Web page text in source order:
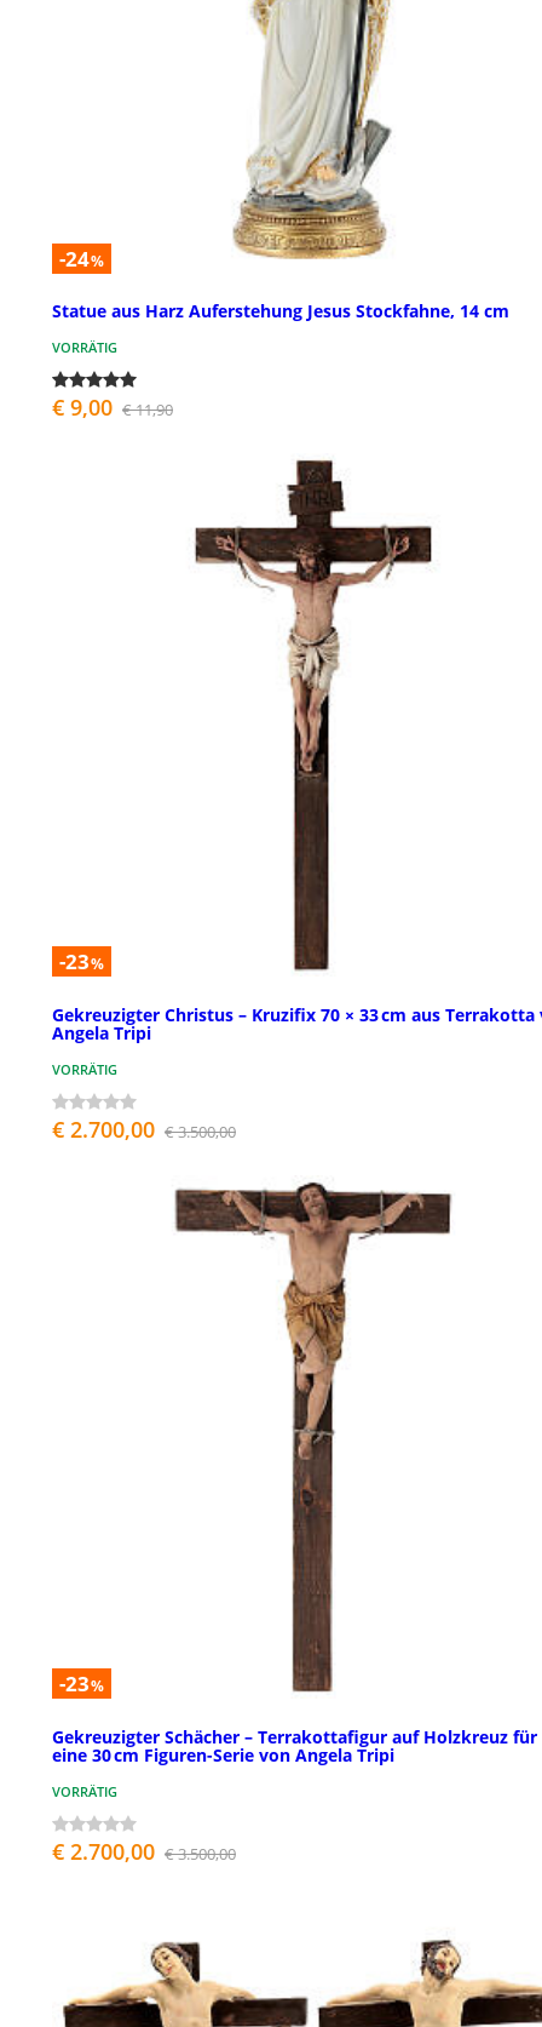
-24%
Statue aus Harz Auferstehung Jesus Stockfahne, 14 cm
VORRÄTIG
€ 9,00 € 11,90
-23%
Gekreuzigter Christus – Kruzifix 70 × 33 cm aus Terrakotta
Angela Tripi
VORRÄTIG
€ 2.700,00 € 3.500,00
-23%
Gekreuzigter Schächer – Terrakottafigur auf Holzkreuz für
eine 30 cm Figuren-Serie von Angela Tripi
VORRÄTIG
€ 2.700,00 € 3.500,00